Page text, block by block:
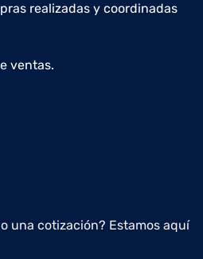
realizadas y coordinadas
ventas.
una cotización? Estamos aquí